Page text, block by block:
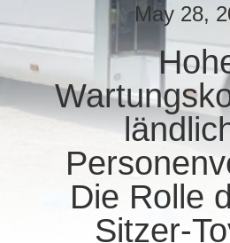
TRETEN
SIE
MIT
UNS
VERBINDUNG
May 28,
Die Rolle
Sitzer-